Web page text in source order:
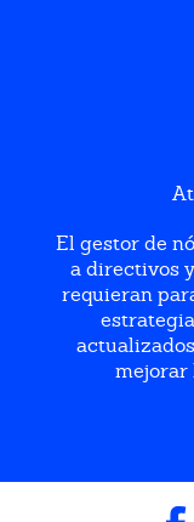
El gestor de
a directivos
requieran
mejorar